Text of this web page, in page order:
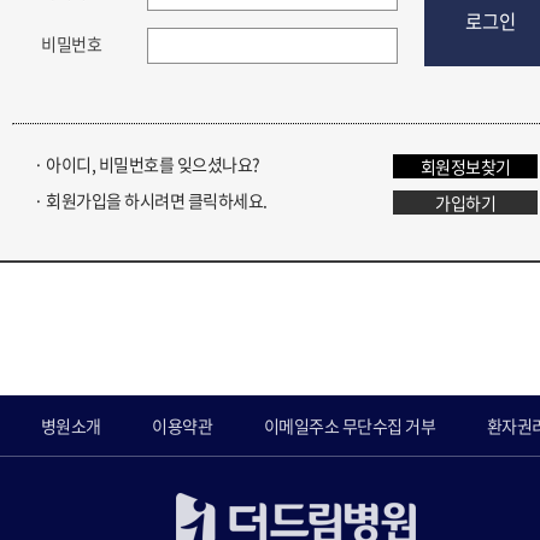
비밀번호
로그인
· 아이디, 비밀번호를 잊으셨나요?
회원정보찾기
· 회원가입을 하시려면 클릭하세요.
가입하기
병원소개 이용약관 이메일주소 무단수집 거부 환자권